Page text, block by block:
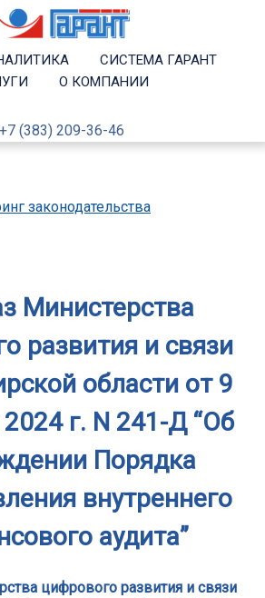
СИСТЕМА ГАРАНТ
О КОМПАНИИ
+7 (383) 209-36-46
законодательства
Министерства
развития и связи
области от 9
г. N 241-Д “Об
Порядка
внутреннего
аудита”
цифрового развития и связи